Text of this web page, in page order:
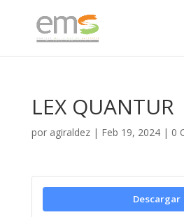
LEX QUANTUR
por agiraldez| Feb 19, 2024| 0
Descargar